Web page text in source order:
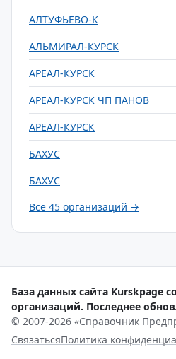
АЛТУФЬЕВО-К
АЛЬМИРАЛ-КУРСК
АРЕАЛ-КУРСК
АРЕАЛ-КУРСК ЧП ПАНОВ
АРЕАЛ-КУРСК
БАХУС
БАХУС
Все 45 организаций →
База данных сайта Kurskpage
организаций. Последнее
© 2007-2026 «Справочник
СвязатьсяПолитика